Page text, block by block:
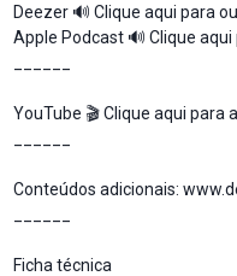
Deezer 🔊Clique aqui para
Apple Podcast 🔊Clique
YouTube 🎬 Clique aqui para
Conteúdos adicionais:
Ficha técnica